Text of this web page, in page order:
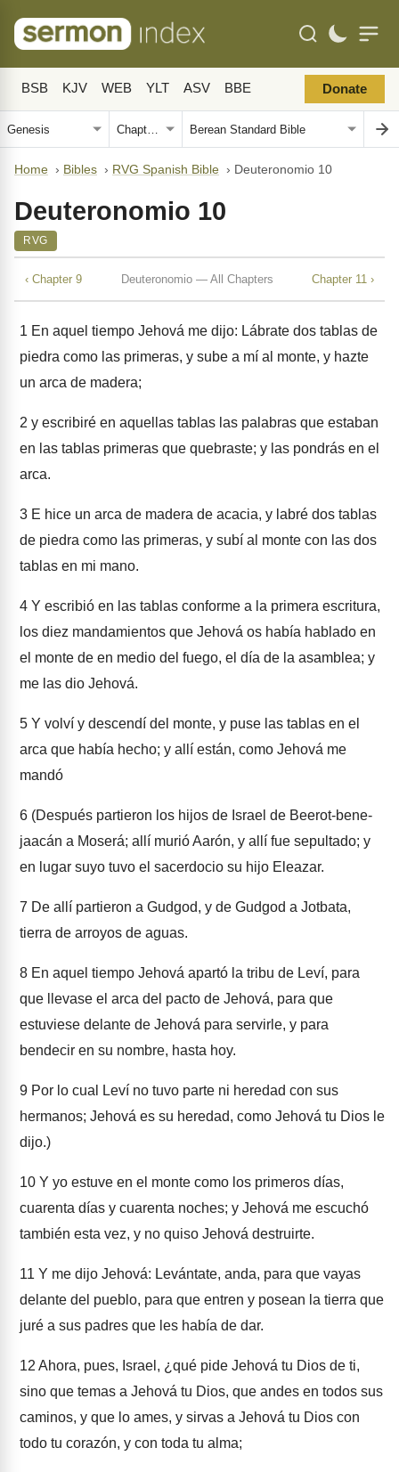
BSB KJV WEB YLT ASV BBE Donate
Home › Bibles › RVG Spanish Bible › Deuteronomio 10
Deuteronomio 10
RVG
‹ Chapter 9 Deuteronomio — All Chapters Chapter 11 ›
1 En aquel tiempo Jehová me dijo: Lábrate dos tablas de
piedra como las primeras, y sube a mí al monte, y hazte
un arca de madera;
2 y escribiré en aquellas tablas las palabras que estaban
en las tablas primeras que quebraste; y las pondrás en el
arca.
3 E hice un arca de madera de acacia, y labré dos tablas
de piedra como las primeras, y subí al monte con las dos
tablas en mi mano.
4 Y escribió en las tablas conforme a la primera escritura,
los diez mandamientos que Jehová os había hablado en
el monte de en medio del fuego, el día de la asamblea; y
me las dio Jehová.
5 Y volví y descendí del monte, y puse las tablas en el
arca que había hecho; y allí están, como Jehová me
mandó
6 (Después partieron los hijos de Israel de Beerot-bene-
jaacán a Moserá; allí murió Aarón, y allí fue sepultado; y
en lugar suyo tuvo el sacerdocio su hijo Eleazar.
7 De allí partieron a Gudgod, y de Gudgod a Jotbata,
tierra de arroyos de aguas.
8 En aquel tiempo Jehová apartó la tribu de Leví, para
que llevase el arca del pacto de Jehová, para que
estuviese delante de Jehová para servirle, y para
bendecir en su nombre, hasta hoy.
9 Por lo cual Leví no tuvo parte ni heredad con sus
hermanos; Jehová es su heredad, como Jehová tu Dios le
dijo.)
10 Y yo estuve en el monte como los primeros días,
cuarenta días y cuarenta noches; y Jehová me escuchó
también esta vez, y no quiso Jehová destruirte.
11 Y me dijo Jehová: Levántate, anda, para que vayas
delante del pueblo, para que entren y posean la tierra que
juré a sus padres que les había de dar.
12 Ahora, pues, Israel, ¿qué pide Jehová tu Dios de ti,
sino que temas a Jehová tu Dios, que andes en todos sus
caminos, y que lo ames, y sirvas a Jehová tu Dios con
todo tu corazón, y con toda tu alma;